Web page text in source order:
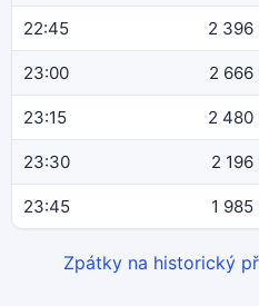
22:45 2 396
23:00 2 666
23:15 2 480
23:30 2 196
23:45 1 985
Zpátky na historický